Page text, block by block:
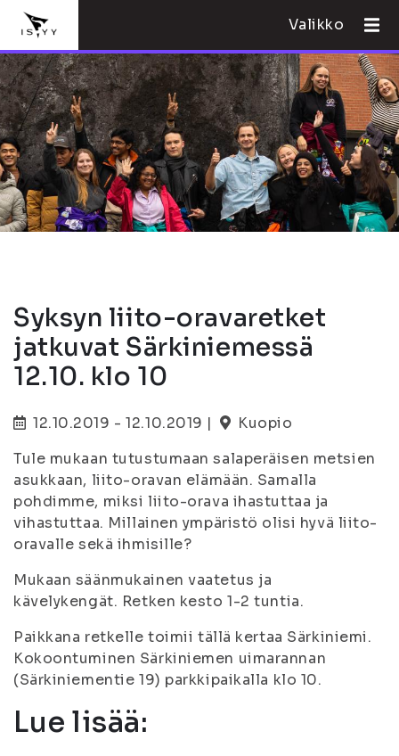
Valikko
Syksyn liito-oravaretket
jatkuvat Särkiniemessä
12.10. klo 10
12.10.2019 - 12.10.2019 |
Kuopio
Tule mukaan tutustumaan salaperäisen metsien
asukkaan, liito-oravan elämään. Samalla
pohdimme, miksi liito-orava ihastuttaa ja
vihastuttaa. Millainen ympäristö olisi hyvä liito-
oravalle sekä ihmisille?
Mukaan säänmukainen vaatetus ja
kävelykengät. Retken kesto 1-2 tuntia.
Paikkana retkelle toimii tällä kertaa Särkiniemi.
Kokoontuminen Särkiniemen uimarannan
(Särkiniementie 19) parkkipaikalla klo 10.
Lue lisää: